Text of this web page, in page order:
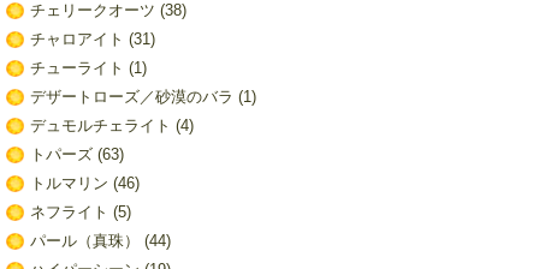
チェリークオーツ (38)
チャロアイト (31)
チューライト (1)
デザートローズ／砂漠のバラ (1)
デュモルチェライト (4)
トパーズ(63)
トルマリン (46)
ネフライト (5)
パール（真珠）
(44)